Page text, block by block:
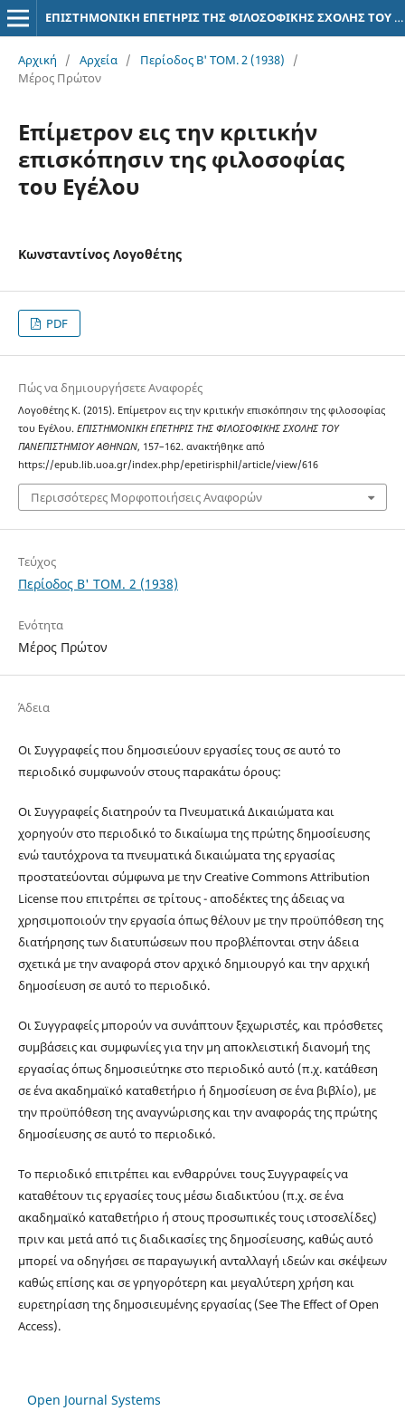
ΕΠΙΣΤΗΜΟΝΙΚΗ ΕΠΕΤΗΡΙΣ ΤΗΣ ΦΙΛΟΣΟΦΙΚΗΣ ΣΧΟΛΗΣ ΤΟΥ ΠΑΝΕΠΙΣΤΗΜΙΟΥ ΑΘΗΝΩΝ
Αρχική / Αρχεία / Περίοδος Β' ΤΟΜ. 2 (1938)
/
Μέρος Πρώτον
Επίμετρον εις την κριτικήν
επισκόπησιν της φιλοσοφίας
του Εγέλου
Κωνσταντίνος Λογοθέτης
PDF
Πώς να δημιουργήσετε Αναφορές
Λογοθέτης Κ. (2015). Επίμετρον εις την κριτικήν επισκόπησιν της φιλοσοφίας
του Εγέλου. ΕΠΙΣΤΗΜΟΝΙΚΗ ΕΠΕΤΗΡΙΣ ΤΗΣ ΦΙΛΟΣΟΦΙΚΗΣ ΣΧΟΛΗΣ ΤΟΥ
ΠΑΝΕΠΙΣΤΗΜΙΟΥ ΑΘΗΝΩΝ, 157–162. ανακτήθηκε από
https://epub.lib.uoa.gr/index.php/epetirisphil/article/view/616
Περισσότερες Μορφοποιήσεις Αναφορών
Τεύχος
Περίοδος Β' ΤΟΜ. 2 (1938)
Ενότητα
Μέρος Πρώτον
Άδεια
Οι Συγγραφείς που δημοσιεύουν εργασίες τους σε αυτό το
περιοδικό συμφωνούν στους παρακάτω όρους:
Οι Συγγραφείς διατηρούν τα Πνευματικά Δικαιώματα και
χορηγούν στο περιοδικό το δικαίωμα της πρώτης δημοσίευσης
ενώ ταυτόχρονα τα πνευματικά δικαιώματα της εργασίας
προστατεύονται σύμφωνα με την Creative Commons Attribution
License που επιτρέπει σε τρίτους - αποδέκτες της άδειας να
χρησιμοποιούν την εργασία όπως θέλουν με την προϋπόθεση της
διατήρησης των διατυπώσεων που προβλέπονται στην άδεια
σχετικά με την αναφορά στον αρχικό δημιουργό και την αρχική
δημοσίευση σε αυτό το περιοδικό.
Οι Συγγραφείς μπορούν να συνάπτουν ξεχωριστές, και πρόσθετες
συμβάσεις και συμφωνίες για την μη αποκλειστική διανομή της
εργασίας όπως δημοσιεύτηκε στο περιοδικό αυτό (π.χ. κατάθεση
σε ένα ακαδημαϊκό καταθετήριο ή δημοσίευση σε ένα βιβλίο), με
την προϋπόθεση της αναγνώρισης και την αναφοράς της πρώτης
δημοσίευσης σε αυτό το περιοδικό.
Το περιοδικό επιτρέπει και ενθαρρύνει τους Συγγραφείς να
καταθέτουν τις εργασίες τους μέσω διαδικτύου (π.χ. σε ένα
ακαδημαϊκό καταθετήριο ή στους προσωπικές τους ιστοσελίδες)
πριν και μετά από τις διαδικασίες της δημοσίευσης, καθώς αυτό
μπορεί να οδηγήσει σε παραγωγική ανταλλαγή ιδεών και σκέψεων
καθώς επίσης και σε γρηγορότερη και μεγαλύτερη χρήση και
ευρετηρίαση της δημοσιευμένης εργασίας (See The Effect of Open
Access).
Open Journal Systems